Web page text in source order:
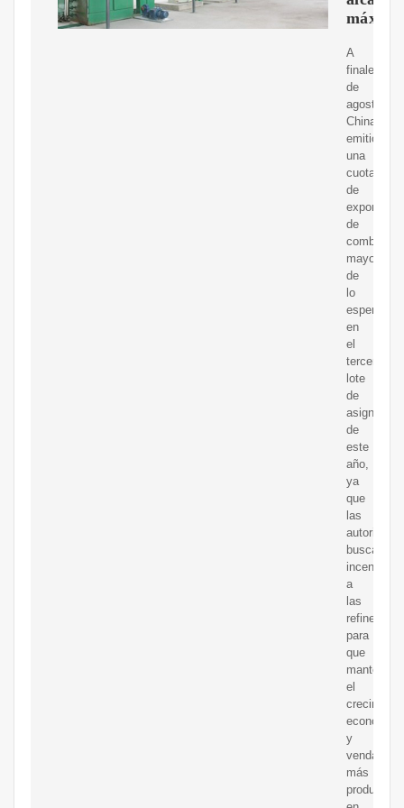
A
finales
de
agosto,
China
emitió
una
cuota
de
de
mayor
de
lo
esperado
en
el
tercer
lote
de
de
este
año,
ya
que
las
buscan
incentivar
a
las
refinerías
para
que
mantengan
el
económico
y
vendan
más
producto